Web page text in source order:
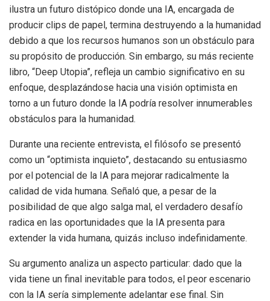
ilustra un futuro distópico donde una IA, encargada de
producir clips de papel, termina destruyendo a la humanidad
debido a que los recursos humanos son un obstáculo para
su propósito de producción. Sin embargo, su más reciente
libro, “Deep Utopia”, refleja un cambio significativo en su
enfoque, desplazándose hacia una visión optimista en
torno a un futuro donde la IA podría resolver innumerables
obstáculos para la humanidad.
Durante una reciente entrevista, el filósofo se presentó
como un “optimista inquieto”, destacando su entusiasmo
por el potencial de la IA para mejorar radicalmente la
calidad de vida humana. Señaló que, a pesar de la
posibilidad de que algo salga mal, el verdadero desafío
radica en las oportunidades que la IA presenta para
extender la vida humana, quizás incluso indefinidamente.
Su argumento analiza un aspecto particular: dado que la
vida tiene un final inevitable para todos, el peor escenario
con la IA sería simplemente adelantar ese final. Sin